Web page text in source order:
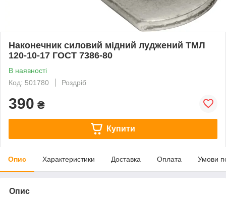
Наконечник силовий мідний луджений ТМЛ
120-10-17 ГОСТ 7386-80
В наявності
Код: 501780
Роздріб
390 ₴
Купити
Опис Характеристики Доставка Оплата Умови
Опис